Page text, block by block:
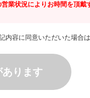
業状況によりお時間を頂戴
内容に同意いただいた場合
あります